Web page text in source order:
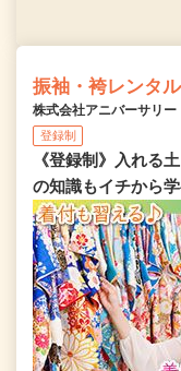
振袖・袴レンタ
株式会社アニバーサリー
登録制
《登録制》入れる
の知識もイチから